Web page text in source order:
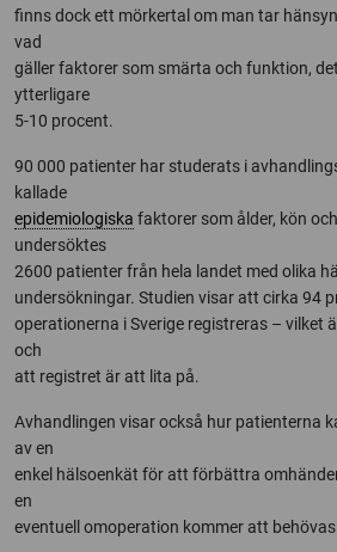
finns dock ett mörkertal om man tar
vad
gäller faktorer som smärta och funktion,
ytterligare
5-10 procent.
90 000 patienter har studerats i
kallade
epidemiologiska faktorer som ålder, kön
undersöktes
2600 patienter från hela landet med olika
undersökningar. Studien visar att cirka 94
operationerna i Sverige registreras – vilket
och
att registret är att lita på.
Avhandlingen visar också hur patienterna
av en
enkel hälsoenkät för att förbättra
en
eventuell omoperation kommer att behövas.